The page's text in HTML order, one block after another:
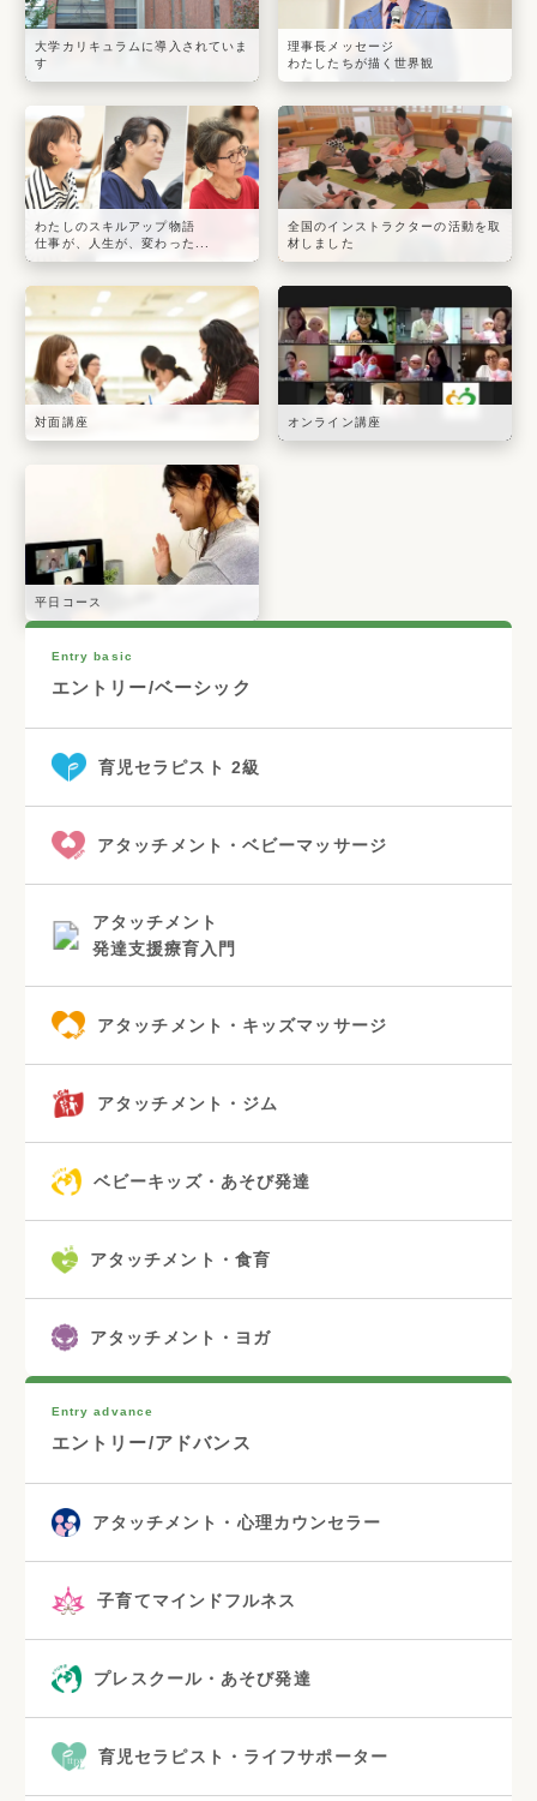
大学カリキュラムに導入されていま
す
理事長メッセージ
わたしたちが描く世界観
わたしのスキルアップ物語
仕事が、人生が、変わった...
全国のインストラクターの活動を取
材しました
対面講座 オンライン講座
平日コース
Entry basic
エントリー/ベーシック
育児セラピスト 2級
アタッチメント・ベビーマッサージ
アタッチメント
発達支援療育入門
アタッチメント・キッズマッサージ
アタッチメント・ジム
ベビーキッズ・あそび発達
アタッチメント・食育
アタッチメント・ヨガ
Entry advance
エントリー/アドバンス
アタッチメント・心理カウンセラー
子育てマインドフルネス
プレスクール・あそび発達
育児セラピスト・ライフサポーター